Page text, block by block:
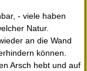
- viele haben
Natur.
an die Wand
können.
Arsch hebt und auf